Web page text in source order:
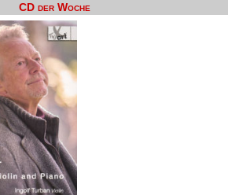
CD der Woche